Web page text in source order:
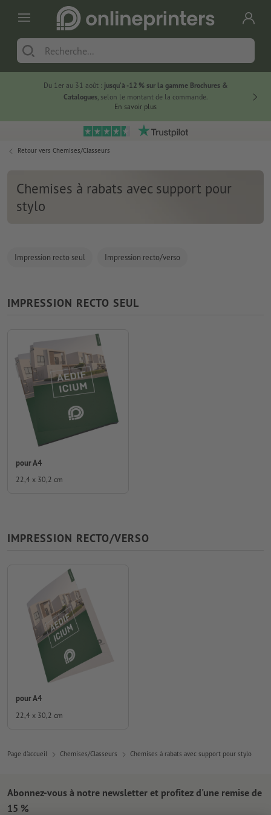
Du 1er au 31 août : jusqu’à -12 % sur la gamme Brochures &
Catalogues, selon le montant de la commande.
En savoir plus
Retour vers Chemises/Classeurs
Chemises à rabats avec support pour
stylo
Impression recto seul Impression recto/verso
IMPRESSION RECTO SEUL
pour A4
22,4 x 30,2 cm
IMPRESSION RECTO/VERSO
pour A4
22,4 x 30,2 cm
Page d'accueil Chemises/Classeurs Chemises à rabats avec support pour stylo
Abonnez-vous à notre newsletter et profitez d'une remise de
15 %